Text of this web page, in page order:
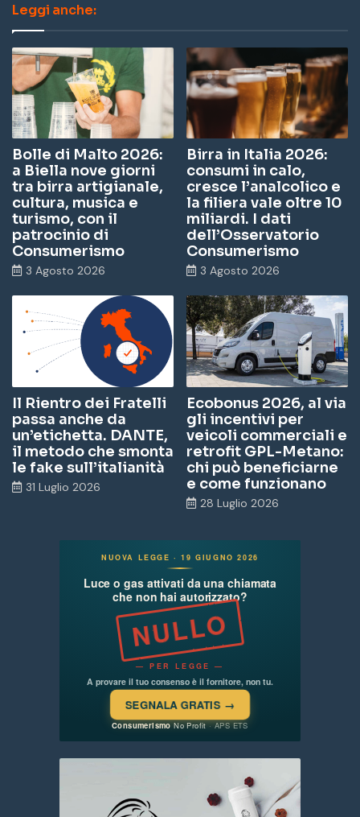
ok
In
be
ra
m
Leggi anche:
Bolle di Malto 2026:
a Biella nove giorni
tra birra artigianale,
cultura, musica e
turismo, con il
patrocinio di
Consumerismo
3 Agosto 2026
Birra in Italia 2026:
consumi in calo,
cresce l’analcolico e
la filiera vale oltre 10
miliardi. I dati
dell’Osservatorio
Consumerismo
3 Agosto 2026
Il Rientro dei Fratelli
passa anche da
un’etichetta. DANTE,
il metodo che smonta
le fake sull’italianità
31 Luglio 2026
Ecobonus 2026, al via
gli incentivi per
veicoli commerciali e
retrofit GPL-Metano:
chi può beneficiarne
e come funzionano
28 Luglio 2026